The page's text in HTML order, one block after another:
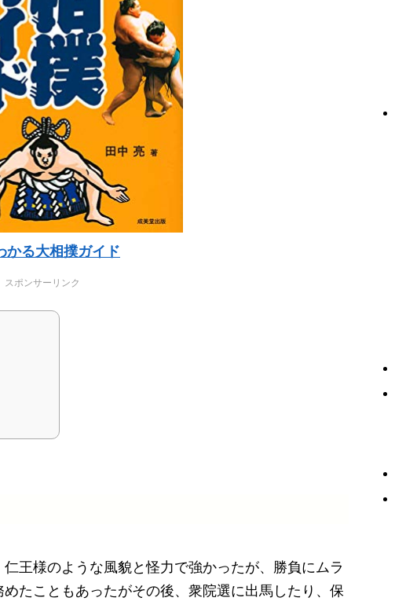
かる大相撲ガイド
スポンサーリンク
王様のような風貌と怪力で強かったが、勝負にムラ
たこともあったがその後、衆院選に出馬したり、保